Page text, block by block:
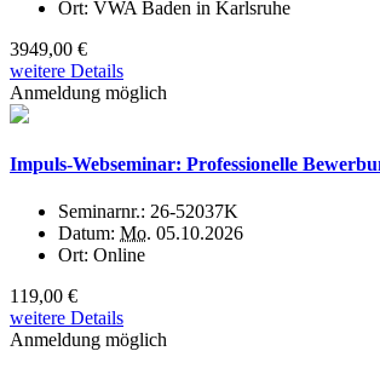
Ort: VWA Baden in Karlsruhe
3949,00 €
weitere Details
Anmeldung möglich
Impuls-Webseminar: Professionelle
Seminarnr.: 26-52037K
Datum: Mo. 05.10.2026
Ort: Online
119,00 €
weitere Details
Anmeldung möglich